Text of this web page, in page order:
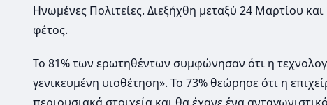
Ηνωμένες Πολιτείες. Διεξήχθη μεταξύ 24 Μαρτίου
φέτος.
Το 81% των ερωτηθέντων συμφώνησαν ότι η
γενικευμένη υιοθέτηση». Το 73% θεώρησε ότι η